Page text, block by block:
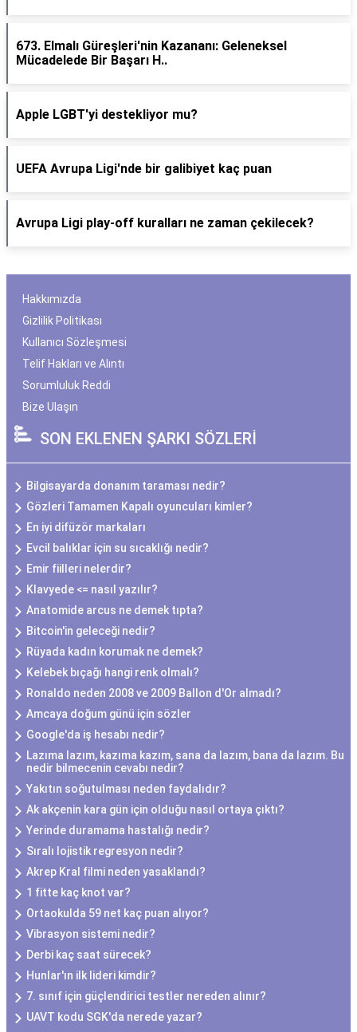
673. Elmalı Güreşleri'nin Kazananı: Geleneksel
Mücadelede Bir Başarı H..
Apple LGBT'yi destekliyor mu?
UEFA Avrupa Ligi'nde bir galibiyet kaç puan
Avrupa Ligi play-off kuralları ne zaman çekilecek?
Hakkımızda
Gizlilik Politikası
Kullanıcı Sözleşmesi
Telif Hakları ve Alıntı
Sorumluluk Reddi
Bize Ulaşın
SON EKLENEN ŞARKI SÖZLERİ
Bilgisayarda donanım taraması nedir?
Gözleri Tamamen Kapalı oyuncuları kimler?
En iyi difüzör markaları
Evcil balıklar için su sıcaklığı nedir?
Emir fiilleri nelerdir?
Klavyede <= nasıl yazılır?
Anatomide arcus ne demek tıpta?
Bitcoin'in geleceği nedir?
Rüyada kadın korumak ne demek?
Kelebek bıçağı hangi renk olmalı?
Ronaldo neden 2008 ve 2009 Ballon d'Or almadı?
Amcaya doğum günü için sözler
Google'da iş hesabı nedir?
Lazıma lazım, kazıma kazım, sana da lazım, bana da lazım. Bu
nedir bilmecenin cevabı nedir?
Yakıtın soğutulması neden faydalıdır?
Ak akçenin kara gün için olduğu nasıl ortaya çıktı?
Yerinde duramama hastalığı nedir?
Sıralı lojistik regresyon nedir?
Akrep Kral filmi neden yasaklandı?
1 fitte kaç knot var?
Ortaokulda 59 net kaç puan alıyor?
Vibrasyon sistemi nedir?
Derbi kaç saat sürecek?
Hunlar'ın ilk lideri kimdir?
7. sınıf için güçlendirici testler nereden alınır?
UAVT kodu SGK'da nerede yazar?